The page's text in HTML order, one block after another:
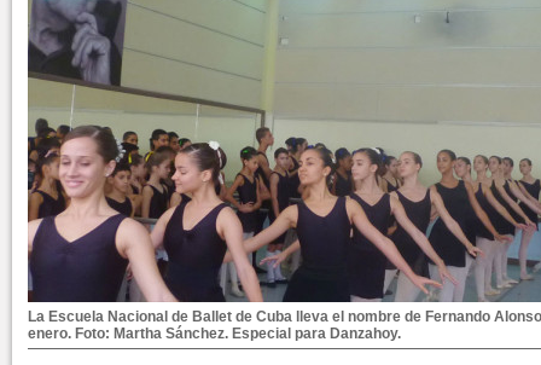
La Escuela Nacional de Ballet de Cuba lleva el nombre de Fernando
enero. Foto: Martha Sánchez. Especial para Danzahoy.